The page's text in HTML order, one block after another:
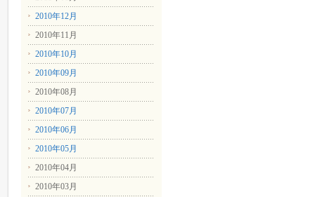
2010年12月
2010年11月
2010年10月
2010年09月
2010年08月
2010年07月
2010年06月
2010年05月
2010年04月
2010年03月